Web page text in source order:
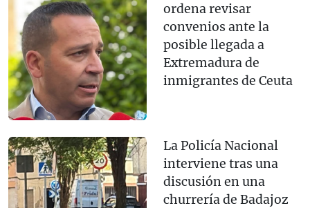
ordena revisar
convenios ante la
posible llegada a
Extremadura de
inmigrantes de Ceuta
La Policía Nacional
interviene tras una
discusión en una
churrería de Badajoz